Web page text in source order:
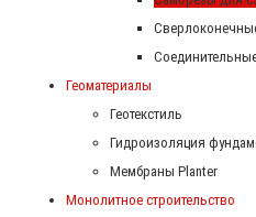
Геоматериалы
Геотекстиль
Гидроизоляция
Мембраны Planter
Монолитное строительство